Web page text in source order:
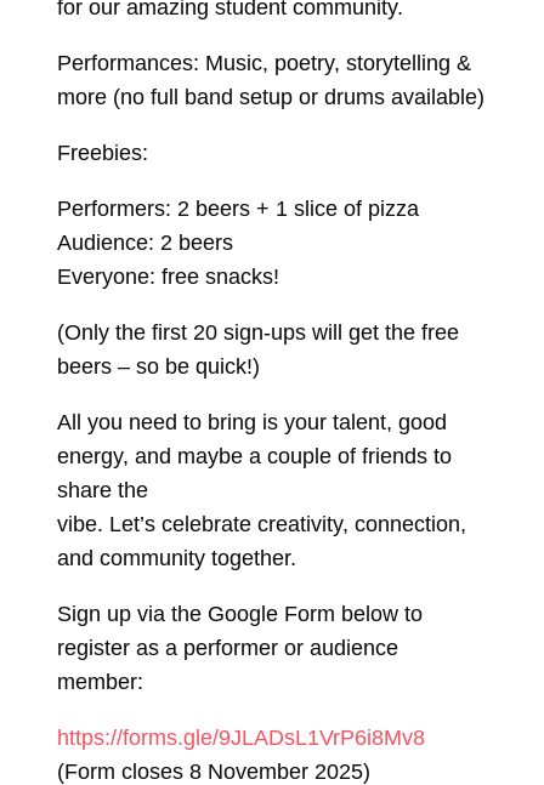
for our amazing student community.
Performances: Music, poetry, storytelling &
more (no full band setup or drums available)
Freebies:
Performers: 2 beers + 1 slice of pizza
Audience: 2 beers
Everyone: free snacks!
(Only the first 20 sign-ups will get the free
beers – so be quick!)
All you need to bring is your talent, good
energy, and maybe a couple of friends to
share the
vibe. Let’s celebrate creativity, connection,
and community together.
Sign up via the Google Form below to
register as a performer or audience
member:
https://forms.gle/9JLADsL1VrP6i8Mv8
(Form closes 8 November 2025)